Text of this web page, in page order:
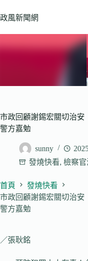
至
政風新聞網
市政回顧謝錫宏關切治
警方嘉勉
sunny
發燒快看, 檢察官
首頁
發燒快看
市政回顧謝錫宏關切治
警方嘉勉
／張耿銘